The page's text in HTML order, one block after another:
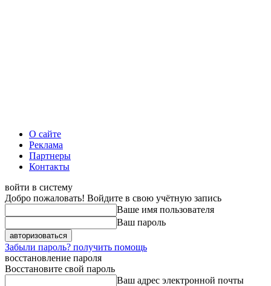
О сайте
Реклама
Партнеры
Контакты
войти в систему
Добро пожаловать! Войдите в свою учётную запись
Ваше имя пользователя
Ваш пароль
Забыли пароль? получить помощь
восстановление пароля
Восстановите свой пароль
Ваш адрес электронной почты